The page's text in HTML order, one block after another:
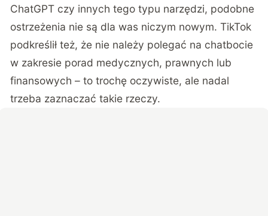
ChatGPT czy innych tego typu narzędzi, podobne
ostrzeżenia nie są dla was niczym nowym. TikTok
podkreślił też, że nie należy polegać na chatbocie
w zakresie porad medycznych, prawnych lub
finansowych – to trochę oczywiste, ale nadal
trzeba zaznaczać takie rzeczy.